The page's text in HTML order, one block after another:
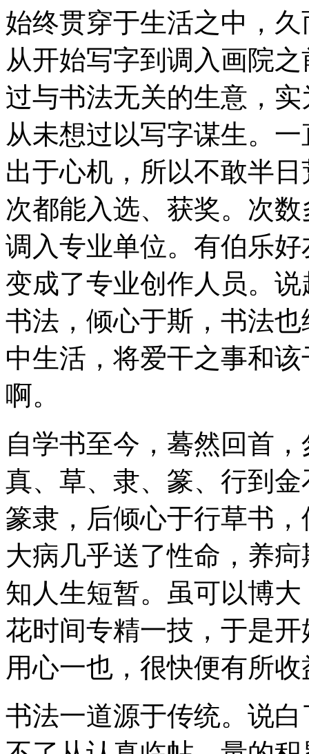
始终贯穿于生活之中，
从开始写字到调入画院
过与书法无关的生意，
从未想过以写字谋生。
出于心机，所以不敢半
次都能入选、获奖。次
调入专业单位。有伯乐
变成了专业创作人员。
书法，倾心于斯，书法
中生活，将爱干之事和
啊。
自学书至今，蓦然回首
真、草、隶、篆、行到
篆隶，后倾心于行草书
大病几乎送了性命，养
知人生短暂。虽可以博
花时间专精一技，于是
用心一也，很快便有所收
书法一道源于传统。说